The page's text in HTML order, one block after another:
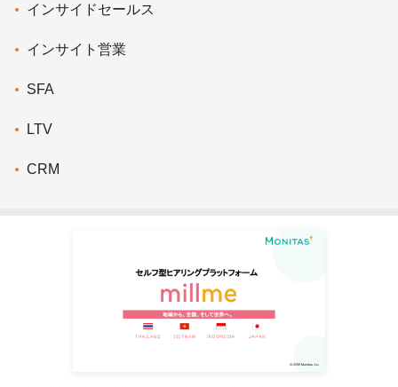
インサイドセールス
インサイト営業
SFA
LTV
CRM